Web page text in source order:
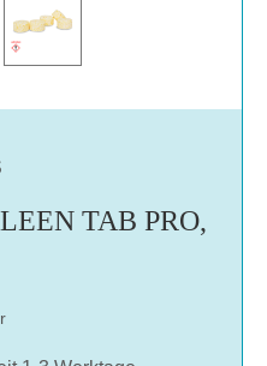
TAB PRO,